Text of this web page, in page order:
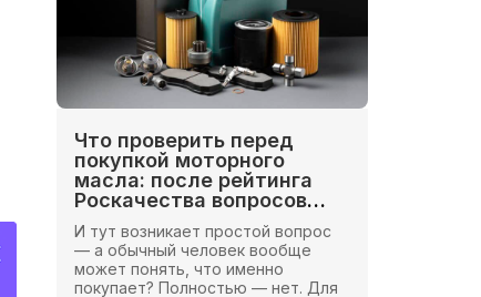
Что проверить перед
покупкой моторного
масла: после рейтинга
Роскачества вопросов
стало больше
И тут возникает простой вопрос
— а обычный человек вообще
может понять, что именно
покупает? Полностью — нет. Для